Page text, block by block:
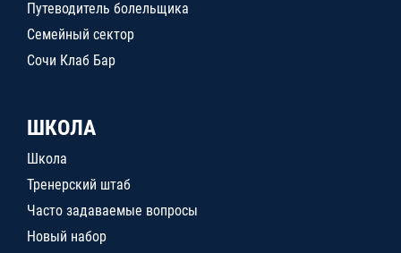
Путеводитель болельщика
Семейный сектор
Сочи Клаб Бар
ШКОЛА
Школа
Тренерский штаб
Часто задаваемые вопросы
Новый набор